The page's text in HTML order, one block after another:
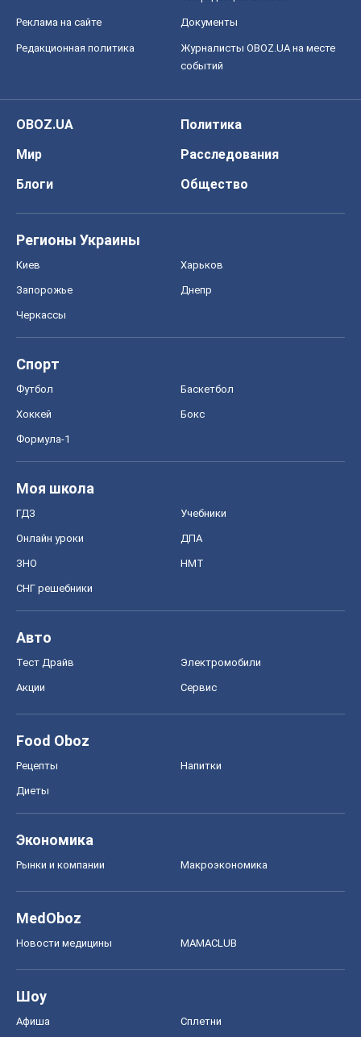
Реклама на сайте Документы
Редакционная политика
Журналисты OBOZ.UA на месте
событий
OBOZ.UA
Политика
Мир
Расследования
Блоги
Общество
Регионы Украины
Киев Харьков
Запорожье Днепр
Черкассы
Спорт
Футбол Баскетбол
Хоккей Бокс
Формула-1
Моя школа
ГДЗ Учебники
Онлайн уроки ДПА
ЗНО НМТ
СНГ решебники
Авто
Тест Драйв Электромобили
Акции Сервис
Food Oboz
Рецепты Напитки
Диеты
Экономика
Рынки и компании Mакроэкономика
MedOboz
Новости медицины MAMACLUB
Шоу
Афиша Сплетни